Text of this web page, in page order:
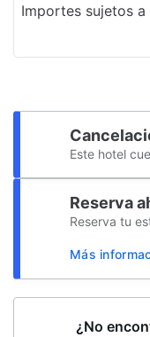
Personal
Biblioteca
Golf
Seguro
Servicio de
Clases de
Importes sujetos a
Este hotel
Reserva
Reserva tu
Más
¿No